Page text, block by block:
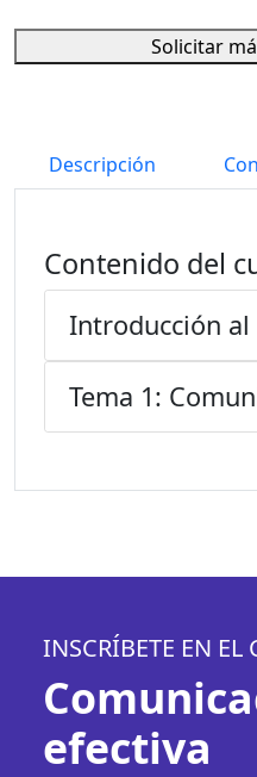
Solicitar
Descripción
Contenido del
Introducción al
Tema 1:
INSCRÍBETE EN EL
efectiva